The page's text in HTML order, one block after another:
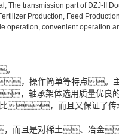
transmission part of DZJ-II
Production, Feed
convenient operation
作简单等特点。主要
轴承架体选用质量优良
，而且又保证了
而且是对稀土、冶